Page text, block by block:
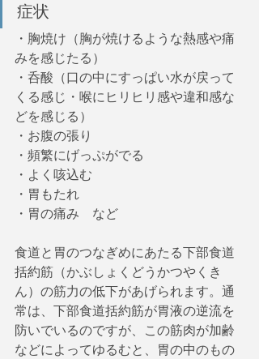
症状
・胸焼け（胸が焼けるような熱感や痛
みを感じたる）
・呑酸（口の中にすっぱい水が戻って
くる感じ・喉にヒリヒリ感や違和感な
どを感じる）
・お腹の張り
・頻繁にげっぷがでる
・よく咳込む
・胃もたれ
・胃の痛み　など
食道と胃のつなぎめにあたる下部食道
括約筋（かぶしょくどうかつやくき
ん）の筋力の低下があげられます。通
常は、下部食道括約筋が胃液の逆流を
防いでいるのですが、この筋肉が加齢
などによってゆるむと、胃の中のもの